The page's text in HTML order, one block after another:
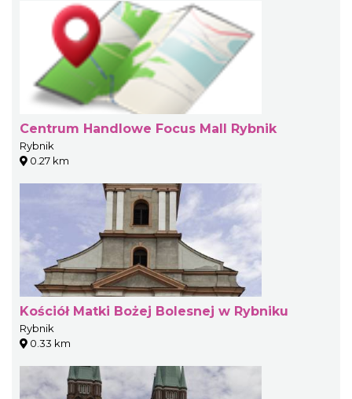
Centrum Handlowe Focus Mall Rybnik
Rybnik
0.27 km
Kościół Matki Bożej Bolesnej w Rybniku
Rybnik
0.33 km